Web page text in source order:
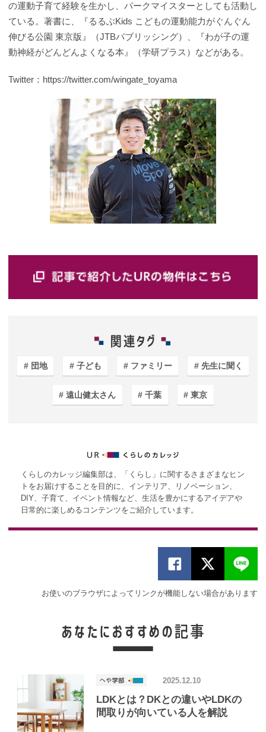
の運動子育て経験を生かし、パークマイスターとしても活動し
ている。著書に、『るるぶKids こどもの運動能力がぐんぐん
伸びる公園 東京版』（JTBパブリッシング）、『わが子の運
動神経がどんどんよくなる本』（学研プラス）などがある。
Twitter：https://twitter.com/wingate_toyama
団地 子ども ファミリー 先生に聞く
遠山健太さん 千葉 東京
くらしのカレッジ編集部は、「くらし」に関するさまざまなヒン
トをお届けすることを目的に、インテリア、リノベーション、
DIY、子育て、イベント情報など、生活を豊かにするアイデアや
日常的に楽しめるコンテンツをご紹介しています。
お使いのブラウザによってリンクが機能しない場合があります
LDKとは？DKとの違いやLDKの
間取りが向いている人を解説
2025.12.10